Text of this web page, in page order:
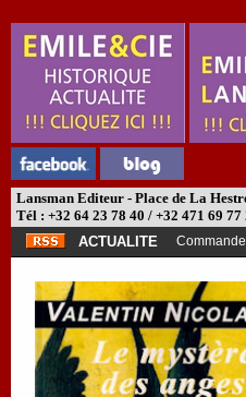
Lansman Editeur - Place de La
Tél : +32 64 23 78 40 / +32 471 69
ACTUALITE